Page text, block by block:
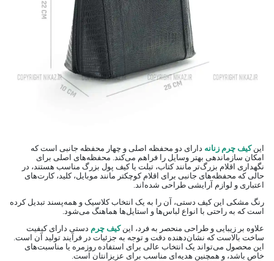
اینکیف چرم زنانه دارای دو محفظه اصلی و چهار محفظه جانبی است که
امکان سازماندهی بهتر وسایل را فراهم می‌کند. محفظه‌های اصلی برای
نگهداری اقلام بزرگ‌تر مانند کتاب، تبلت یا کیف پول بزرگ مناسب هستند، در
حالی که محفظه‌های جانبی برای اقلام کوچکتر مانند موبایل، کلید، کارت‌های
اعتباری و لوازم آرایشی طراحی شده‌اند.
رنگ مشکی این کیف دستی، آن را به یک انتخاب کلاسیک و همه‌پسند تبدیل کرده
است که به راحتی با انواع لباس‌ها و استایل‌ها هماهنگ می‌شود.
علاوه بر زیبایی و طراحی منحصر به فرد، اینکیف چرم دستی دارای کیفیت
ساخت بالاست که نشان‌دهنده دقت و توجه به جزئیات در فرآیند تولید آن است.
این محصول می‌تواند یک انتخاب عالی برای استفاده روزمره یا مناسبت‌های
خاص باشد، و همچنین هدیه‌ای مناسب برای عزیزانتان است.